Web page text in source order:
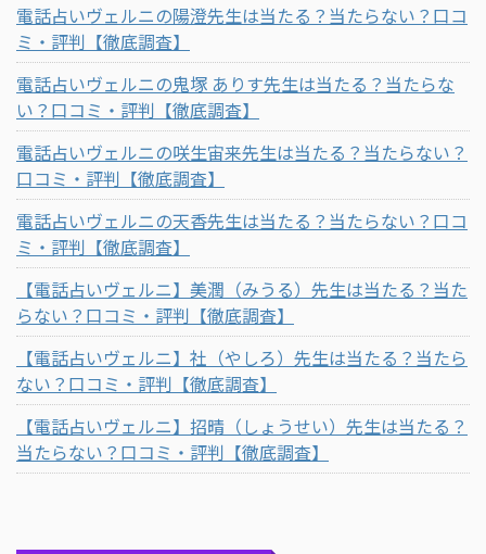
電話占いヴェルニの陽澄先生は当たる？当たらない？口コ
ミ・評判【徹底調査】
電話占いヴェルニの鬼塚 ありす先生は当たる？当たらな
い？口コミ・評判【徹底調査】
電話占いヴェルニの咲生宙来先生は当たる？当たらない？
口コミ・評判【徹底調査】
電話占いヴェルニの天香先生は当たる？当たらない？口コ
ミ・評判【徹底調査】
【電話占いヴェルニ】美潤（みうる）先生は当たる？当た
らない？口コミ・評判【徹底調査】
【電話占いヴェルニ】社（やしろ）先生は当たる？当たら
ない？口コミ・評判【徹底調査】
【電話占いヴェルニ】招晴（しょうせい）先生は当たる？
当たらない？口コミ・評判【徹底調査】